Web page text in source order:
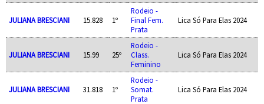
JULIANA BRESCIANI 15.828 1º
Rodeio -
Final Fem.
Prata
Lica Só Para Elas 2024
JULIANA BRESCIANI 15.99 25º
Rodeio -
Class.
Feminino
Lica Só Para Elas 2024
JULIANA BRESCIANI 31.818 1º
Rodeio -
Somat.
Prata
Lica Só Para Elas 2024